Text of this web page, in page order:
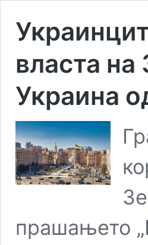
власта на
Украина
прашањето